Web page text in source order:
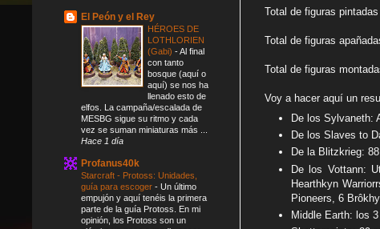
Total de figuras
Total de figuras
Total de figuras
Voy a hacer aquí un
De los Sylvaneth:
De los Slaves to
De la Blitzkrieg:
De los Vottann:
Hearthkyn
Pioneers, 6
Middle Earth: los
El Peón y el Rey
HÉROES DE
LOTHLORIEN
(Gabi) -Al final
con tanto
bosque (aquí o
aquí) se nos ha
llenado esto de
elfos. La campaña/escalada de
MESBG sigue su ritmo y cada
vez se suman miniaturas más ...
Hace 1 día
Profanus40k
Starcraft - Protoss: Unidades,
guía para escoger - Un último
empujón y aquí tenéis la primera
parte de la guía Protoss. En mi
opinión, los Protoss son un